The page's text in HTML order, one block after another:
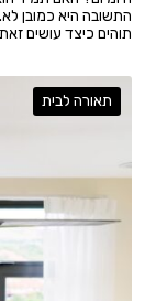
התשובה היא כמובן
תוהים כיצד עושים
תאורה לבית